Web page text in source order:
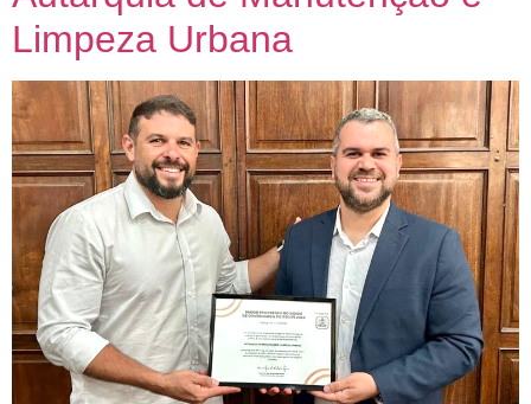
Limpeza Urbana